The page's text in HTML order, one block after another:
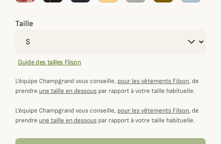
Taille
Guide des tailles Filson
L’équipe Champgrand vous conseille, pour les vêtements Filson, de
prendre une taille en dessous par rapport à votre taille habituelle.
L’équipe Champgrand vous conseille, pour les vêtements Filson, de
prendre une taille en dessous par rapport à votre taille habituelle.